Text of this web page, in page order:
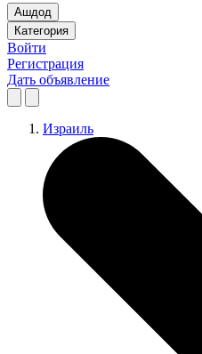
Ашдод
Категория
Войти
Регистрация
Дать объявление
Израиль